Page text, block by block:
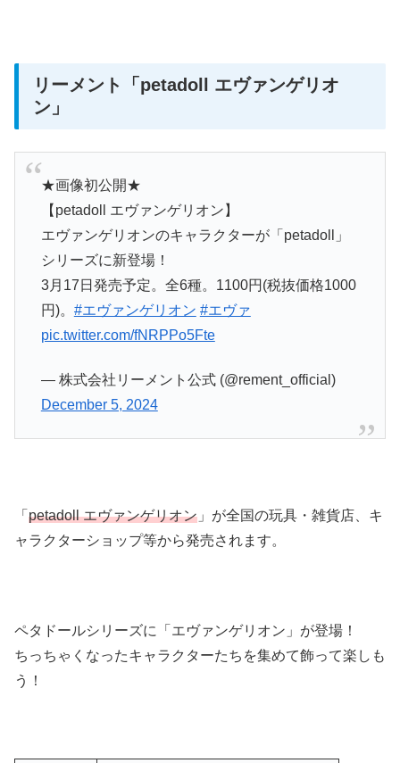
リーメント
「petadoll エヴァンゲリオ
ン」
★画像初公開★
【petadoll エヴァンゲリオン】
エヴァンゲリオンのキャラクターが「petadoll」
シリーズに新登場！
3月17日発売予定。全6種。1100円(税抜価格1000
円)。 #エヴァンゲリオン #エヴァ
pic.twitter.com/fNRPPo5Fte
— 株式会社リーメント公式 (@rement_official)
December 5, 2024
「 petadoll エヴァンゲリオン 」が全国の玩具・雑貨店、キ
ャラクターショップ等から発売されます。
ペタドールシリーズに「エヴァンゲリオン」が登場！
ちっちゃくなったキャラクターたちを集めて飾って楽しも
う！